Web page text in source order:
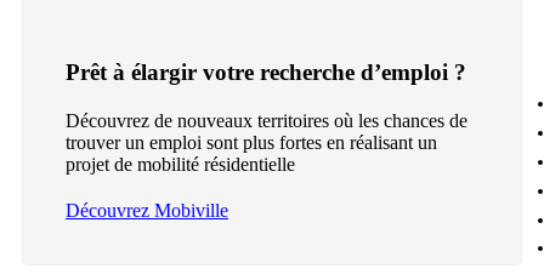
Prêt à élargir votre recherche d’emploi ?
Découvrez de nouveaux territoires où les chances de
trouver un emploi sont plus fortes en réalisant un
projet de mobilité résidentielle
Découvrez Mobiville